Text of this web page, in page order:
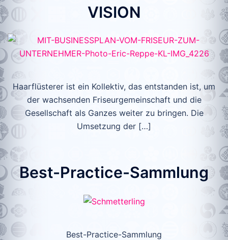
VISION
Haarflüsterer ist ein Kollektiv, das entstanden ist, um
der wachsenden Friseurgemeinschaft und die
Gesellschaft als Ganzes weiter zu bringen. Die
Umsetzung der […]
Best-Practice-Sammlung
Best-Practice-Sammlung